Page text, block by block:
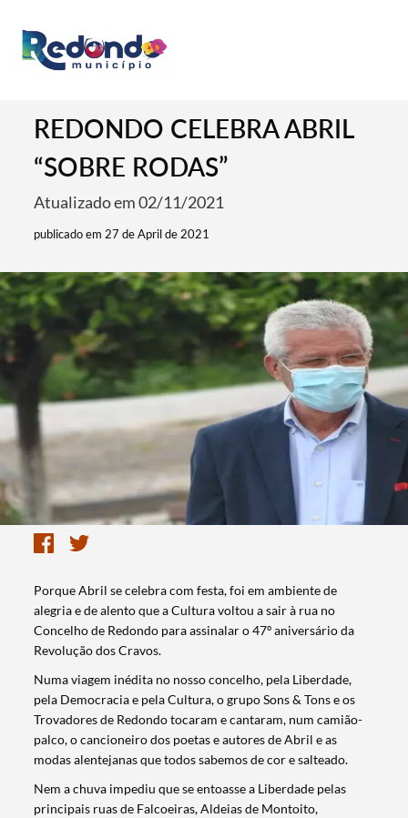
REDONDO CELEBRA ABRIL
“SOBRE RODAS”
Atualizado em 02/11/2021
publicado em 27 de April de 2021
Porque Abril se celebra com festa, foi em ambiente de
alegria e de alento que a Cultura voltou a sair à rua no
Concelho de Redondo para assinalar o 47º aniversário da
Revolução dos Cravos.
Numa viagem inédita no nosso concelho, pela Liberdade,
pela Democracia e pela Cultura, o grupo Sons & Tons e os
Trovadores de Redondo tocaram e cantaram, num camião-
palco, o cancioneiro dos poetas e autores de Abril e as
modas alentejanas que todos sabemos de cor e salteado.
Nem a chuva impediu que se entoasse a Liberdade pelas
principais ruas de Falcoeiras, Aldeias de Montoito,